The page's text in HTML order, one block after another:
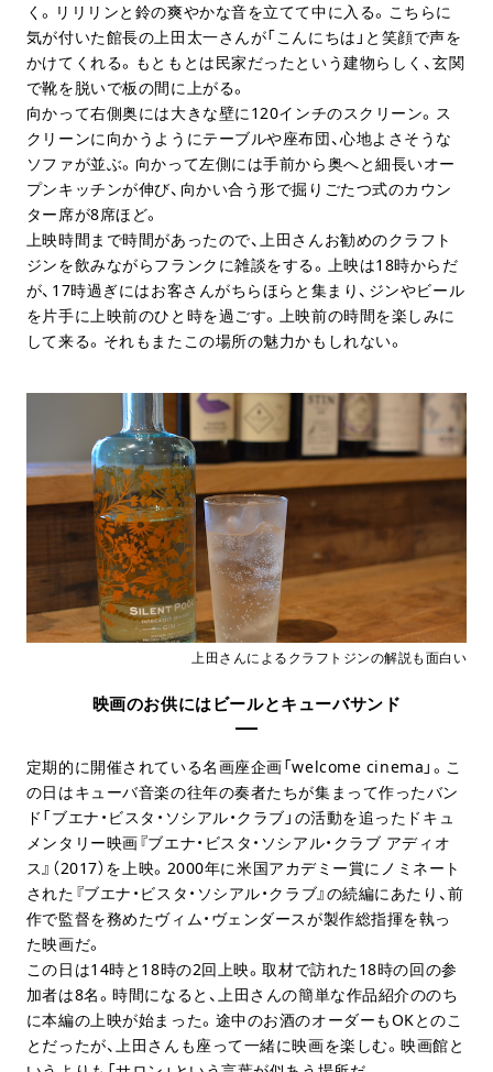
く。リリリンと鈴の爽やかな音を立てて中に入る。こちらに
気が付いた館長の上田太一さんが「こんにちは」と笑顔で声を
かけてくれる。もともとは民家だったという建物らしく、玄関
で靴を脱いで板の間に上がる。
向かって右側奥には大きな壁に120インチのスクリーン。ス
クリーンに向かうようにテーブルや座布団、心地よさそうな
ソファが並ぶ。向かって左側には手前から奥へと細長いオー
プンキッチンが伸び、向かい合う形で掘りごたつ式のカウン
ター席が8席ほど。
上映時間まで時間があったので、上田さんお勧めのクラフト
ジンを飲みながらフランクに雑談をする。上映は18時からだ
が、17時過ぎにはお客さんがちらほらと集まり、ジンやビール
を片手に上映前のひと時を過ごす。上映前の時間を楽しみに
して来る。それもまたこの場所の魅力かもしれない。
上田さんによるクラフトジンの解説も面白い
映画のお供にはビールとキューバサンド
定期的に開催されている名画座企画「welcome cinema」。こ
の日はキューバ音楽の往年の奏者たちが集まって作ったバン
ド「ブエナ・ビスタ・ソシアル・クラブ」の活動を追ったドキュ
メンタリー映画『ブエナ・ビスタ・ソシアル・クラブ アディオ
ス』（2017）を上映。2000年に米国アカデミー賞にノミネート
された『ブエナ・ビスタ・ソシアル・クラブ』の続編にあたり、前
作で監督を務めたヴィム・ヴェンダースが製作総指揮を執っ
た映画だ。
この日は14時と18時の2回上映。取材で訪れた18時の回の参
加者は8名。時間になると、上田さんの簡単な作品紹介ののち
に本編の上映が始まった。途中のお酒のオーダーもOKとのこ
とだったが、上田さんも座って一緒に映画を楽しむ。映画館と